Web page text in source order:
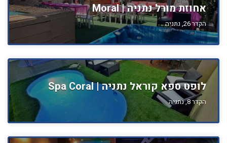
אחוזת מורל נתניה | Moral
הקדר 26, נתניה
לופט ספא קוראל נתניה | Spa Coral
הקדר 8, נתניה